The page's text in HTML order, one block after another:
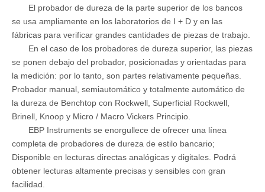
El probador de dureza de la parte superior de los bancos
se usa ampliamente en los laboratorios de I + D y en las
fábricas para verificar grandes cantidades de piezas de trabajo.
En el caso de los probadores de dureza superior, las piezas
se ponen debajo del probador, posicionadas y orientadas para
la medición: por lo tanto, son partes relativamente pequeñas.
Probador manual, semiautomático y totalmente automático de
la dureza de Benchtop con Rockwell, Superficial Rockwell,
Brinell, Knoop y Micro / Macro Vickers Principio.
EBP Instruments se enorgullece de ofrecer una línea
completa de probadores de dureza de estilo bancario;
Disponible en lecturas directas analógicas y digitales. Podrá
obtener lecturas altamente precisas y sensibles con gran
facilidad.